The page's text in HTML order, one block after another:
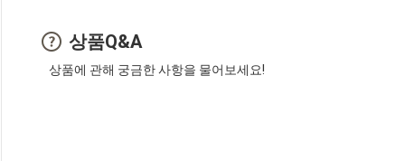
상품Q&A
상품에 관해 궁금한 사항을 물어보세요!